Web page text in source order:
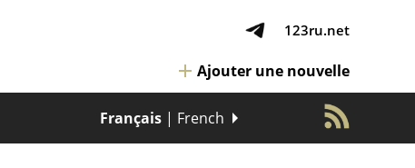
123ru.net
Ajouter une nouvelle
Français | French